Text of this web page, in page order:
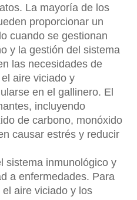
La mayoría de los
proporcionar un
cuando se gestionan
y la gestión del sistema
las necesidades de
aire viciado y
en el gallinero. El
incluyendo
de carbono, monóxido
causar estrés y reducir
sistema inmunológico y
a enfermedades. Para
aire viciado y los